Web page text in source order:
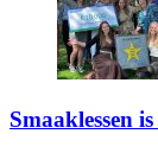
Smaaklessen